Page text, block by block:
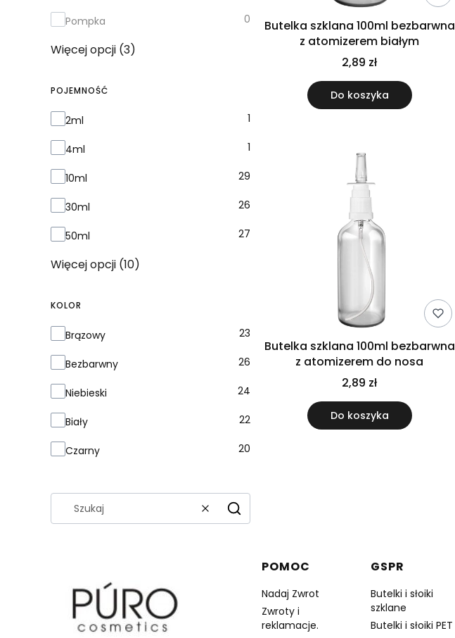
Pompka 0
Więcej opcji (3)
POJEMNOŚĆ
Pojemność
2ml 1
4ml 1
10ml 29
30ml 26
50ml 27
Więcej opcji (10)
KOLOR
Kolor
Brązowy 23
Bezbarwny 26
Niebieski 24
Biały 22
Czarny 20
WyczyśćSzukaj
Butelka szklana 100ml bezbarwna
z atomizerem białym
2,89 zł
Do koszyka
Butelka szklana 100ml bezbarwna
z atomizerem do nosa
2,89 zł
Do koszyka
Linki w stopce
POMOC
Nadaj Zwrot
Zwroty i
reklamacje.
GSPR
Butelki i słoiki
szklane
Butelki i słoiki PET